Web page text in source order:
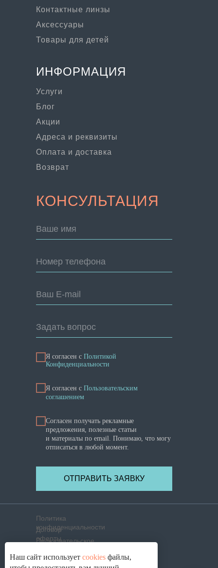
Контактные линзы
Аксессуары
Товары для детей
ИНФОРМАЦИЯ
Услуги
Адреса и реквизиты
КОНСУЛЬТАЦИЯ
Ваше имя
Номер телефона
Ваш E-mail
Задать вопрос
Я согласен с Политикой
Конфиденциальности
Я cогласен с Пользовательским
соглашением
Согласен получать рекламные
предложения, полезные статьи
и материалы по email. Понимаю, что могу
отписаться в любой момент.
ОТПРАВИТЬ ЗАЯВКУ
Оплата и доставка
Политика
конфиденциальности
Согласие на обработку
cookies
Пользовательское
Договор
оферты
Возврат
Блог
Акции
Наш сайт использует cookies файлы,